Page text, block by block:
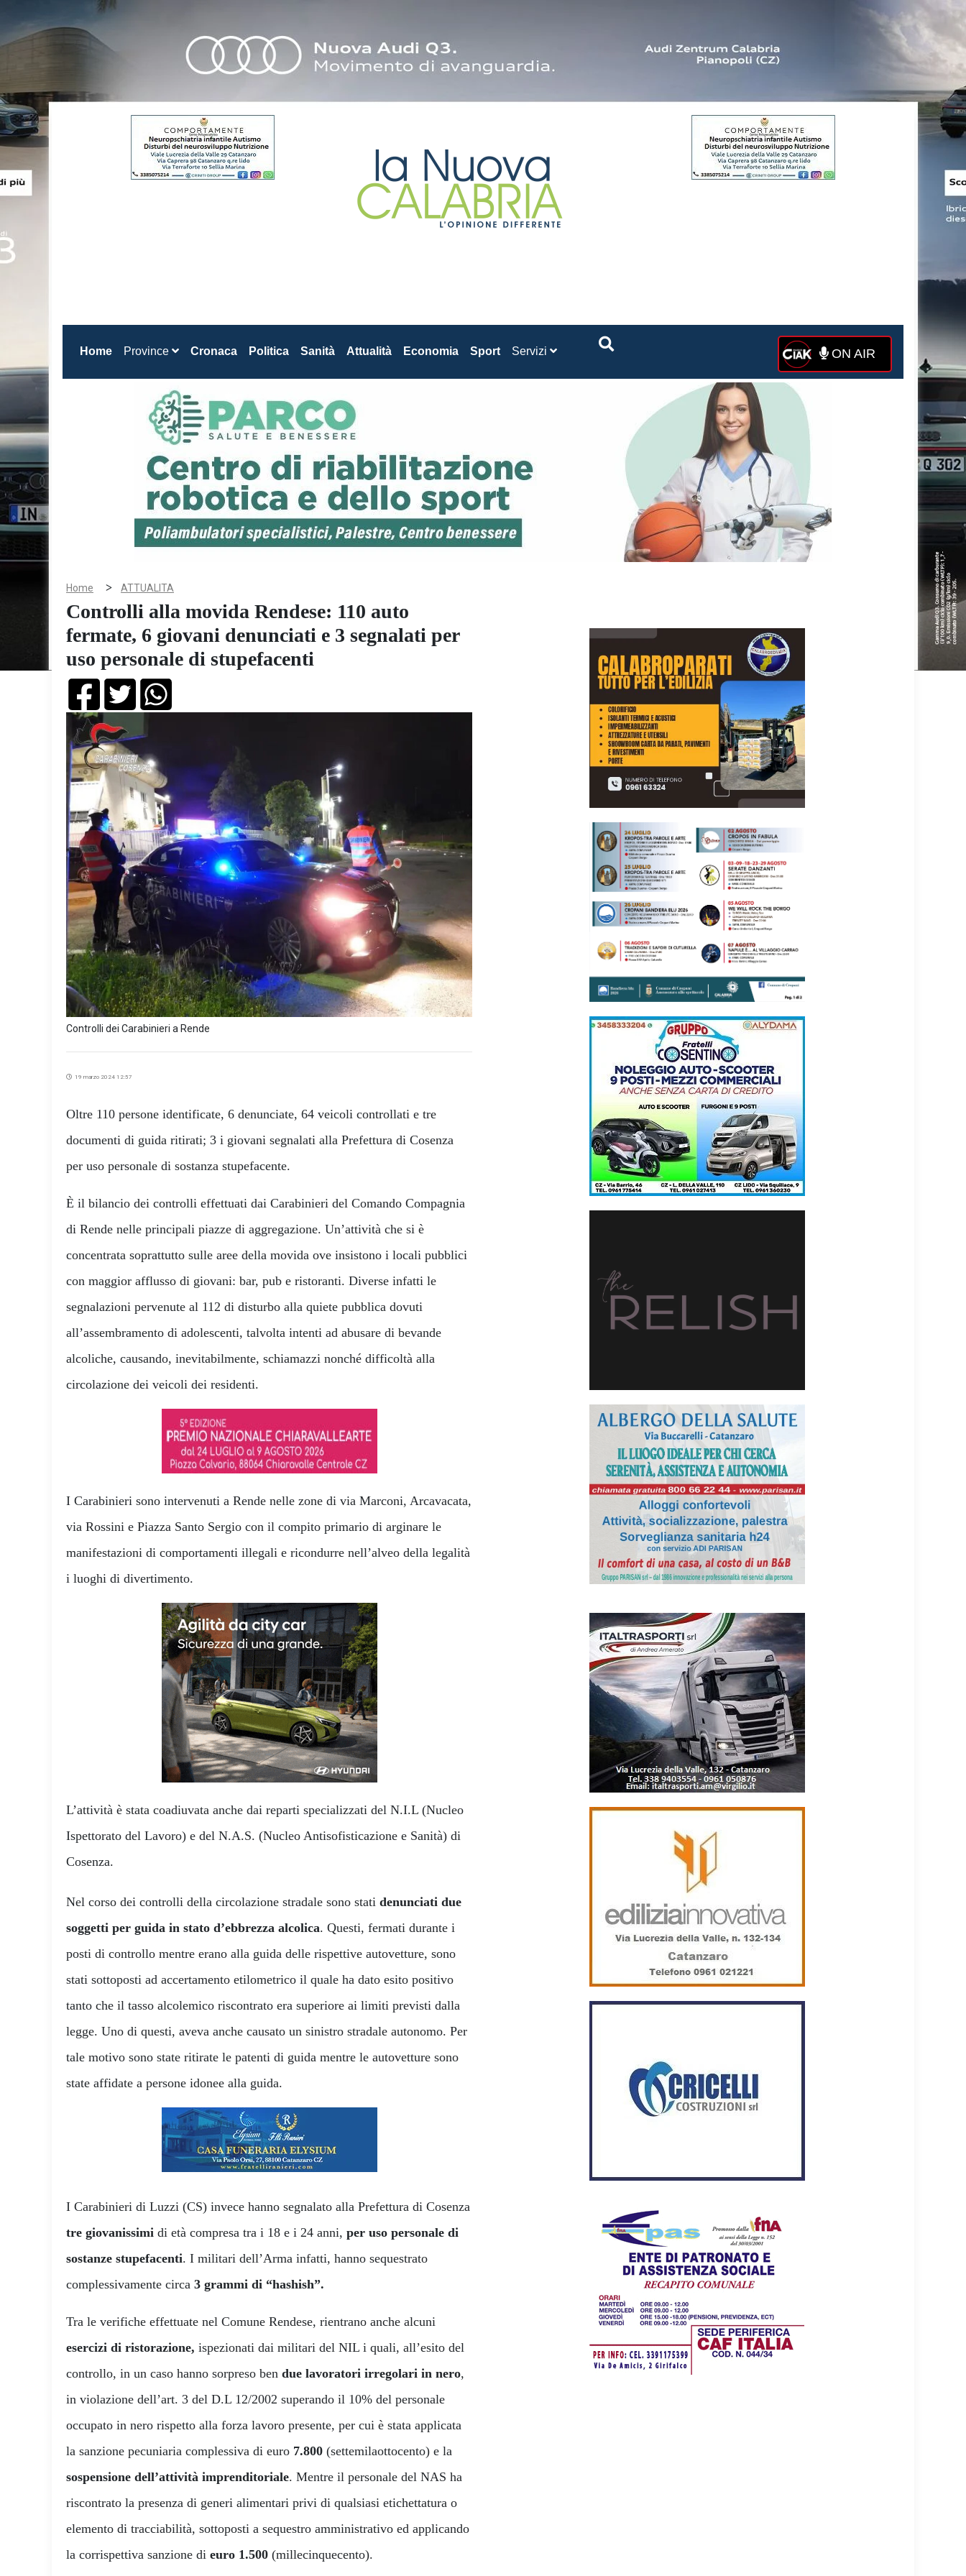
Home(current)
Province Cronaca Politica Sanità Attualità Economia Sport Servizi ON AIR
Home > ATTUALITA
Controlli alla movida Rendese: 110 auto
fermate, 6 giovani denunciati e 3 segnalati per
uso personale di stupefacenti
Controlli dei Carabinieri a Rende
19 marzo 2024 12:57
Oltre 110 persone identificate, 6 denunciate, 64 veicoli controllati e tre
documenti di guida ritirati; 3 i giovani segnalati alla Prefettura di Cosenza
per uso personale di sostanza stupefacente.
È il bilancio dei controlli effettuati dai Carabinieri del Comando Compagnia
di Rende nelle principali piazze di aggregazione. Un’attività che si è
concentrata soprattutto sulle aree della movida ove insistono i locali pubblici
con maggior afflusso di giovani: bar, pub e ristoranti. Diverse infatti le
segnalazioni pervenute al 112 di disturbo alla quiete pubblica dovuti
all’assembramento di adolescenti, talvolta intenti ad abusare di bevande
alcoliche, causando, inevitabilmente, schiamazzi nonché difficoltà alla
circolazione dei veicoli dei residenti.
I Carabinieri sono intervenuti a Rende nelle zone di via Marconi, Arcavacata,
via Rossini e Piazza Santo Sergio con il compito primario di arginare le
manifestazioni di comportamenti illegali e ricondurre nell’alveo della legalità
i luoghi di divertimento.
L’attività è stata coadiuvata anche dai reparti specializzati del N.I.L (Nucleo
Ispettorato del Lavoro) e del N.A.S. (Nucleo Antisofisticazione e Sanità) di
Cosenza.
Nel corso dei controlli della circolazione stradale sono stati denunciati due
soggetti per guida in stato d’ebbrezza alcolica. Questi, fermati durante i
posti di controllo mentre erano alla guida delle rispettive autovetture, sono
stati sottoposti ad accertamento etilometrico il quale ha dato esito positivo
tanto che il tasso alcolemico riscontrato era superiore ai limiti previsti dalla
legge. Uno di questi, aveva anche causato un sinistro stradale autonomo. Per
tale motivo sono state ritirate le patenti di guida mentre le autovetture sono
state affidate a persone idonee alla guida.
I Carabinieri di Luzzi (CS) invece hanno segnalato alla Prefettura di Cosenza
tre giovanissimi di età compresa tra i 18 e i 24 anni, per uso personale di
sostanze stupefacenti. I militari dell’Arma infatti, hanno sequestrato
complessivamente circa 3 grammi di “hashish”.
Tra le verifiche effettuate nel Comune Rendese, rientrano anche alcuni
esercizi di ristorazione, ispezionati dai militari del NIL i quali, all’esito del
controllo, in un caso hanno sorpreso ben due lavoratori irregolari in nero,
in violazione dell’art. 3 del D.L 12/2002 superando il 10% del personale
occupato in nero rispetto alla forza lavoro presente, per cui è stata applicata
la sanzione pecuniaria complessiva di euro 7.800 (settemilaottocento) e la
sospensione dell’attività imprenditoriale. Mentre il personale del NAS ha
riscontrato la presenza di generi alimentari privi di qualsiasi etichettatura o
elemento di tracciabilità, sottoposti a sequestro amministrativo ed applicando
la corrispettiva sanzione di euro 1.500 (millecinquecento).